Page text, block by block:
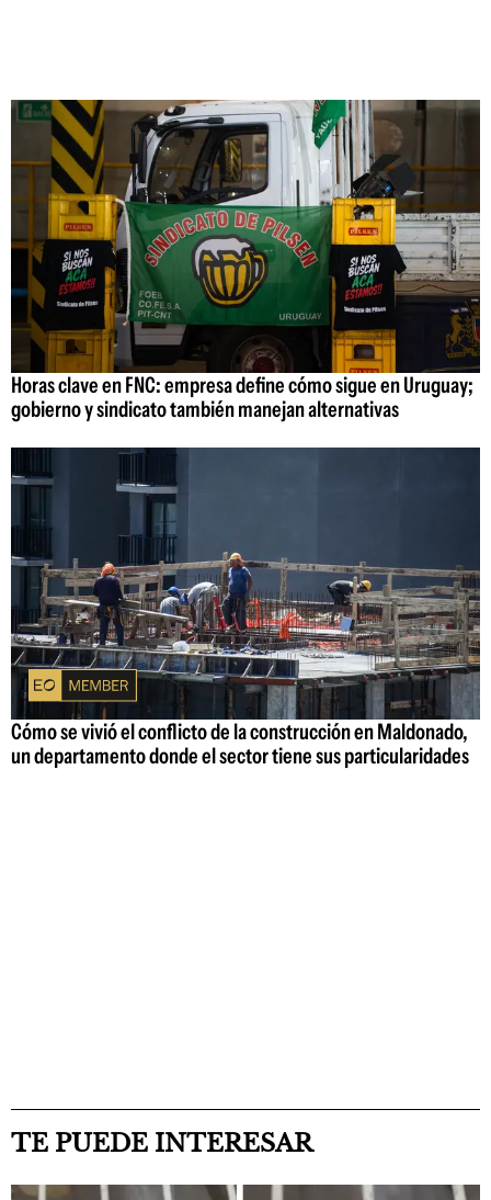
Horas clave en FNC: empresa define cómo sigue en Uruguay;
gobierno y sindicato también manejan alternativas
Cómo se vivió el conflicto de la construcción en Maldonado,
un departamento donde el sector tiene sus particularidades
TE PUEDE INTERESAR